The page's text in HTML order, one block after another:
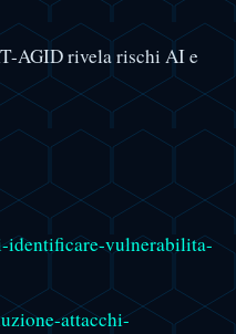
AGID rivela rischi AI e
identificare-vulnerabilita-
attacchi-